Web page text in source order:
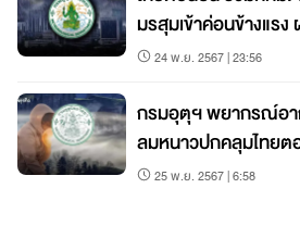
มรสุมเข้าค่อนข้างแร
24 พ.ย. 2567 | 23:56
กรมอุตุฯ พยากรณ์อา
ลมหนาวปกคลุมไทย
ตกหนัก
25 พ.ย. 2567 | 6:58